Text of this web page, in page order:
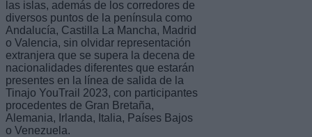
las islas, además de los corredores de
diversos puntos de la península como
Andalucía, Castilla La Mancha, Madrid
o Valencia, sin olvidar representación
extranjera que se supera la decena de
nacionalidades diferentes que estarán
presentes en la línea de salida de la
Tinajo YouTrail 2023, con participantes
procedentes de Gran Bretaña,
Alemania, Irlanda, Italia, Países Bajos
o Venezuela.